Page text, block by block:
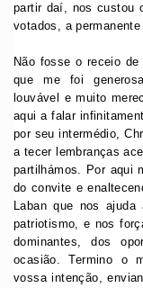
partir daí, nos custou
votados, a
Não fosse o receio
que me foi
louvável e muito
aqui a falar
por seu intermédio,
a tecer lembranças
partilhámos. Por aqui
do convite e
Laban que nos ajuda
patriotismo, e nos
dominantes, dos
ocasião. Termino o
vossa intenção,